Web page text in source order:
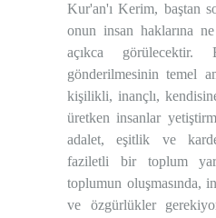
Kur'an'ı Kerim, baştan
onun insan haklarına
açıkca
gönderilmesinin temel
kişilikli, inançlı,
üretken insanlar
adalet, eşitlik ve
faziletli bir toplum
toplumun oluşmasında,
ve özgürlükler